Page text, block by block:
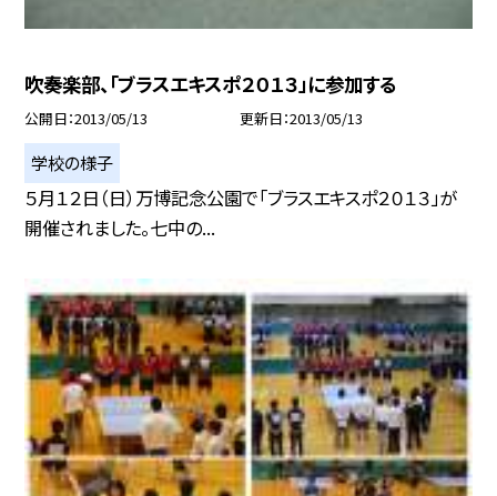
吹奏楽部、「ブラスエキスポ２０１３」に参加する
公開日 2013/05/13 更新日 2013/05/13
学校の様子
５月１２日（日）万博記念公園で「ブラスエキスポ２０１３」が
開催されました。七中の...